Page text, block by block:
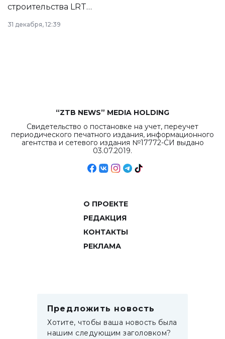
строительства LRT
в Астане из
республиканского
31 декабря, 12:39
“ZTB NEWS” MEDIA HOLDING
Свидетельство о постановке на учет, переучет
периодического печатного издания, информационного
агентства и сетевого издания №17772-СИ выдано
03.07.2019.
О ПРОЕКТЕ
РЕДАКЦИЯ
КОНТАКТЫ
РЕКЛАМА
Предложить новость
Хотите, чтобы ваша новость была
нашим следующим заголовком?